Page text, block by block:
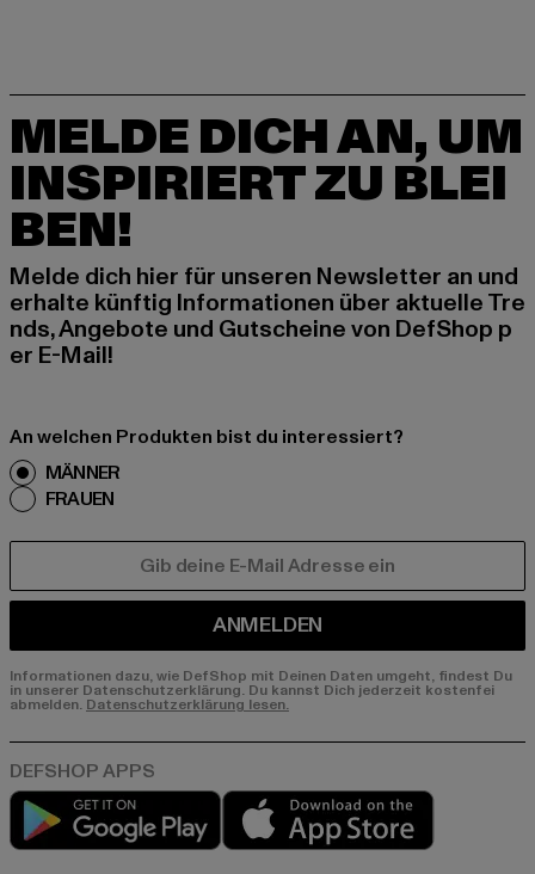
MELDE DICH AN, UM
INSPIRIERT ZU BLEI
BEN!
Melde dich hier für unseren Newsletter an und
erhalte künftig Informationen über aktuelle Tre
nds, Angebote und Gutscheine von DefShop p
er E-Mail!
An welchen Produkten bist du interessiert?
MÄNNER
FRAUEN
ANMELDEN
Informationen dazu, wie DefShop mit Deinen Daten umgeht, findest Du
in unserer Datenschutzerklärung. Du kannst Dich jederzeit kostenfei
abmelden. Datenschutzerklärung lesen.
Play market